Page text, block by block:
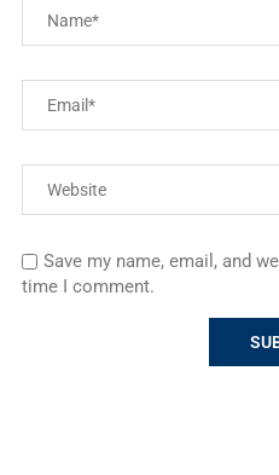
Save my name, email, and
time I comment.